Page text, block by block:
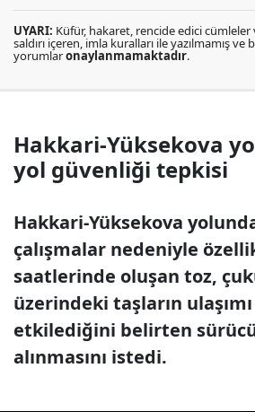
UYARI: Küfür, hakaret, rencide edici cümleler
saldırı içeren, imla kuralları ile yazılmamış ve
yorumlaronaylanmamaktadır.
Hakkari-Yüksekova
yol güvenliği tepkisi
Hakkari-Yüksekova
çalışmalar nedeniyle
saatlerinde oluşan toz,
üzerindeki taşların
etkilediğini belirten
alınmasını istedi.